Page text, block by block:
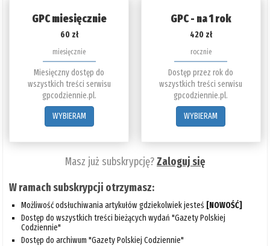
GPC miesięcznie
60 zł
miesięcznie
Miesięczny dostęp do
wszystkich treści serwisu
gpcodziennie.pl.
WYBIERAM
GPC - na 1 rok
420 zł
rocznie
Dostęp przez rok do
wszystkich treści serwisu
gpcodziennie.pl.
WYBIERAM
Masz już subskrypcję?Zaloguj się
W ramach subskrypcji otrzymasz:
Możliwość odsłuchiwania artykułów gdziekolwiek jesteś [NOWOŚĆ]
Dostęp do wszystkich treści bieżących wydań "Gazety Polskiej
Codziennie"
Dostęp do archiwum "Gazety Polskiej Codziennie"